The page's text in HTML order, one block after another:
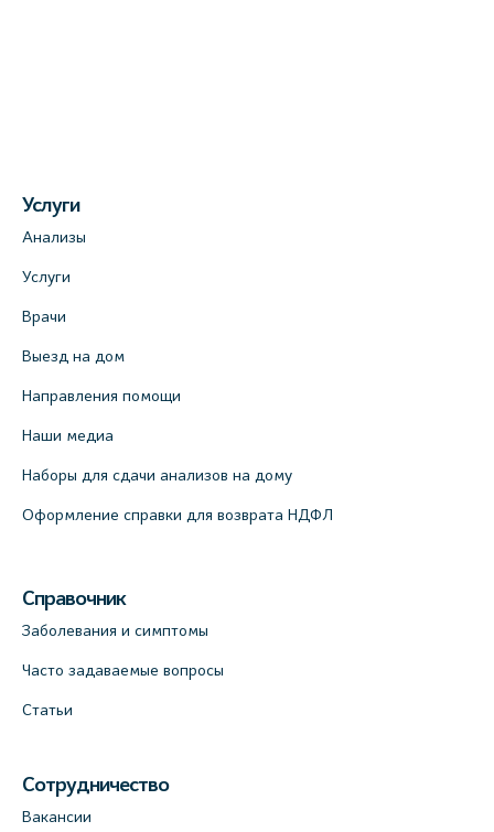
Услуги
Анализы
Услуги
Врачи
Выезд на дом
Направления помощи
Наши медиа
Наборы для сдачи анализов на дому
Оформление справки для возврата НДФЛ
Справочник
Заболевания и симптомы
Часто задаваемые вопросы
Статьи
Сотрудничество
Вакансии